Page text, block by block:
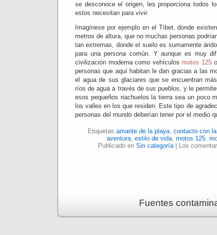
se desconoce el origen, les proporciona todos
estos necesitan para vivir.
Imagínese por ejemplo en el Tíbet, donde
metros de altura, que no muchas personas
tan extremas, donde el suelo es sumamente
para una persona común. Y aunque es muy
civilización moderna como vehículos motos 125
personas que aquí habitan le dan gracias a las
el agua de sus glaciares que se encuentran
ríos de agua a través de sus pueblos, y le
esos pequeños riachuelos la tierra sea un poco
los valles en los que residen. Este tipo de
personas del mundo deberían tener por el medio
Etiquetas:amante de la playa, contacto con
aventura, estilo de vida, motos 125,
Publicado en Sin categoría| Los
Fuentes